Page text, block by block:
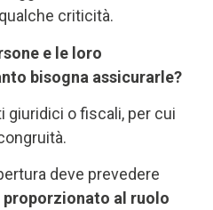
criticità.
e le loro
bisogna assicurarle?
giuridici o fiscali, per cui
deve prevedere
proporzionato al ruolo